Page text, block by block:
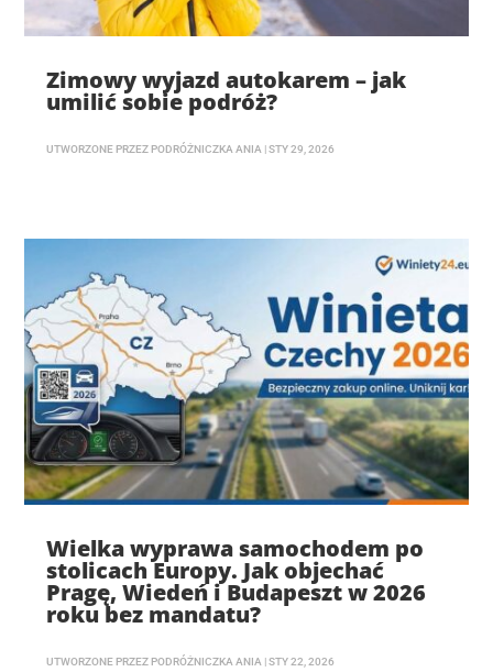
Zimowy wyjazd autokarem – jak
umilić sobie podróż?
UTWORZONE PRZEZ PODRÓŻNICZKA ANIA |STY 29, 2026
Wielka wyprawa samochodem po
stolicach Europy. Jak objechać
Pragę, Wiedeń i Budapeszt w 2026
roku bez mandatu?
UTWORZONE PRZEZ PODRÓŻNICZKA ANIA |STY 22, 2026